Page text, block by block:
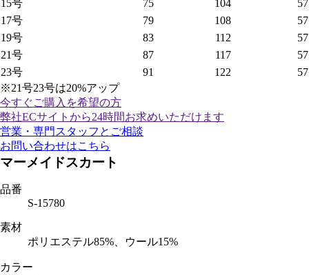
15号 75 104
57
17号
79 108
57
19号
83 112
57
21号
87 117
57
23号
91 122
57
※21号23号は20%アップ
今すぐご購入 を希望の方
弊社ECサイトから24時間お求めいただけます
営業・専門スタッフとご相談
お問い合わせはこちら
マーメイドスカート
品番
S-15780
素材
ポリエステル85%、ウール15%
カラー